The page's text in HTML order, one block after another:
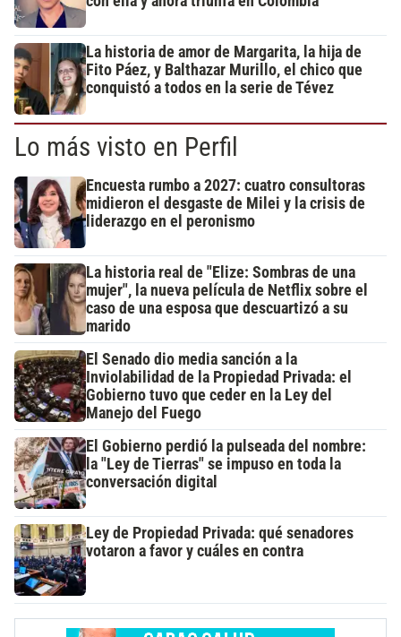
La historia de amor de Margarita, la hija de
Fito Páez, y Balthazar Murillo, el chico que
conquistó a todos en la serie de Tévez
Lo más visto en Perfil
Encuesta rumbo a 2027: cuatro consultoras
midieron el desgaste de Milei y la crisis de
liderazgo en el peronismo
La historia real de "Elize: Sombras de una
mujer", la nueva película de Netflix sobre el
caso de una esposa que descuartizó a su
marido
El Senado dio media sanción a la
Inviolabilidad de la Propiedad Privada: el
Gobierno tuvo que ceder en la Ley del
Manejo del Fuego
El Gobierno perdió la pulseada del nombre:
la "Ley de Tierras" se impuso en toda la
conversación digital
Ley de Propiedad Privada: qué senadores
votaron a favor y cuáles en contra